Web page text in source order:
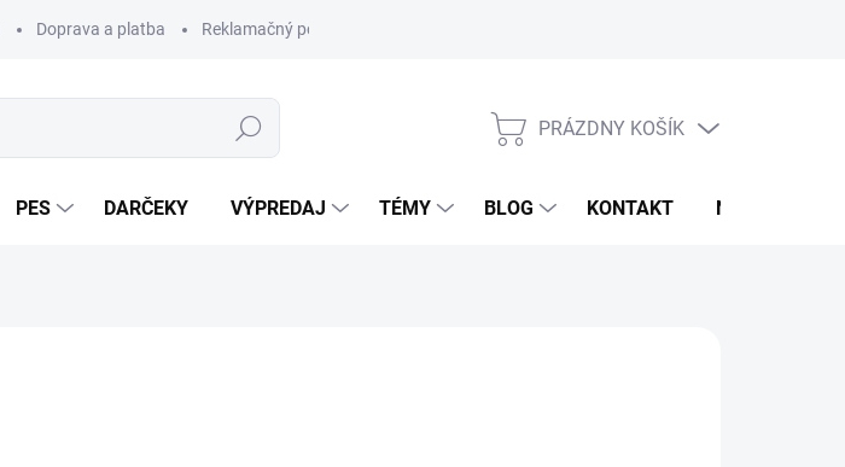
Doprava a platba Reklamačný poriadok
Hľadať
NÁKUPNÝ
PRÁZDNY KOŠÍK
PES DARČEKY VÝPREDAJ TÉMY BLOG KONTAKT NOVINKY